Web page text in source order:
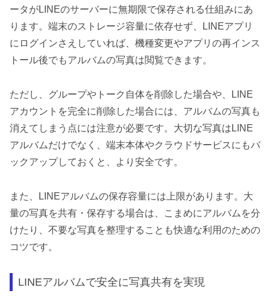
ータがLINEのサーバーに無期限で保存される仕組みにあ
ります。端末のストレージ容量に依存せず、LINEアプリ
にログインさえしていれば、機種変更やアプリの再インス
トール後でもアルバムの写真は閲覧できます。
ただし、グループやトーク自体を削除した場合や、LINE
アカウントを完全に削除した場合には、アルバムの写真も
消えてしまう点には注意が必要です。大切な写真はLINE
アルバムだけでなく、端末本体やクラウドサービスにもバ
ックアップしておくと、より安全です。
また、LINEアルバムの保存容量には上限があります。大
量の写真を共有・保存する場合は、こまめにアルバムを分
けたり、不要な写真を整理することも快適な利用のための
コツです。
LINEアルバムで安全に写真共有を実現